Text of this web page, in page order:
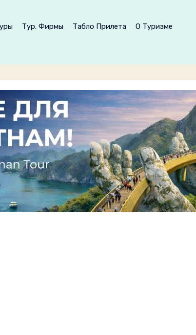
Тур. Фирмы Табло Прилета
О Туризме